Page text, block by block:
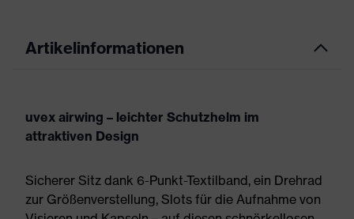
Artikelinformationen
uvex airwing – leichter Schutzhelm im
attraktiven Design
Sicherer Sitz dank 6-Punkt-Textilband, ein Drehrad
zur Größenverstellung, Slots für die Aufnahme von